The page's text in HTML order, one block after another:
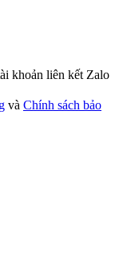
khoản liên kết Zalo
và Chính sách bảo